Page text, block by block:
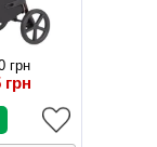
грн
грн